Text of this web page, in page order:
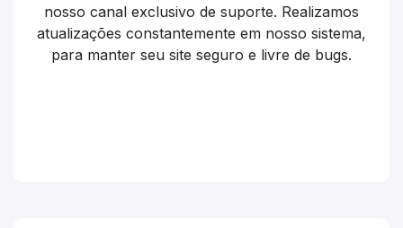
nosso canal exclusivo de suporte. Realizamos
atualizações constantemente em nosso sistema,
para manter seu site seguro e livre de bugs.